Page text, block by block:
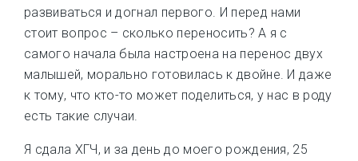
развиваться и догнал первого. И перед нами
стоит вопрос – сколько переносить? А я с
самого начала была настроена на перенос двух
малышей, морально готовилась к двойне. И даже
к тому, что кто-то может поделиться, у нас в роду
есть такие случаи.
Я сдала ХГЧ, и за день до моего рождения, 25